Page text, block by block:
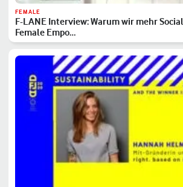
FEMALE
F-LANE Interview: Warum wir mehr
Female Empo…